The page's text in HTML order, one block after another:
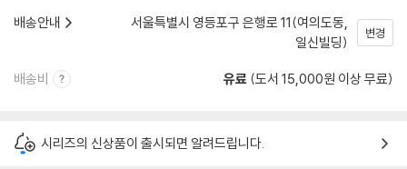
배송안내
서울특별시 영등포구 은행로 11(여의도동,
일신빌딩)
변경
배송비 유료 (도서 15,000원 이상 무료)
시리즈의 신상품이 출시되면 알려드립니다.